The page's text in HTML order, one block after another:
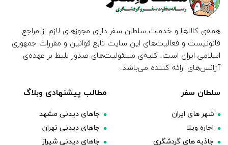
همه‌ی کالاها و خدمات سلطان سفر دارای مجوزهای لازم از مراجع
قانونیست و فعالیت‌های این سایت تابع قوانین و مقررات جمهوری
اسلامی ایران است. کلیه‌ی مسئولیت‌های صدور بلیط بر عهده‌ی
آژانس‌های ارائه کننده می‌باشد.
سلطان سفر
شهر های ایران
اجاره ویلا
جاذبه های گردشگری
مطالب پیشنهادی وبلاگ
جاهای دیدنی مشهد
جاهای دیدنی تهران
جاهای دیدنی شیراز